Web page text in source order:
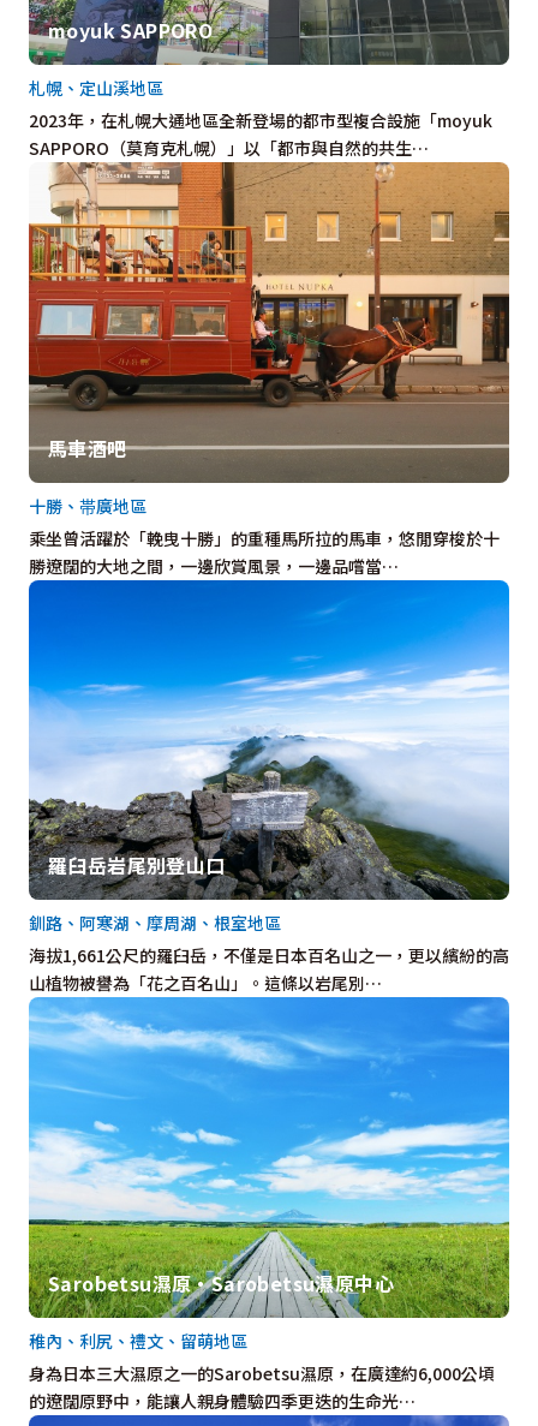
moyuk SAPPORO
2023年，在札幌大通地區全新登場的都市型複合設施「moyuk
SAPPORO（莫育克札幌）」以「都市與自然的共生…
札幌、定山溪地區
馬車酒吧
乘坐曾活躍於「輓曳十勝」的重種馬所拉的馬車，悠閒穿梭於十
勝遼闊的大地之間，一邊欣賞風景，一邊品嚐當…
十勝、帯廣地區
羅臼岳岩尾別登山口
海拔1,661公尺的羅臼岳，不僅是日本百名山之一，更以繽紛的高
山植物被譽為「花之百名山」。這條以岩尾別…
釧路、阿寒湖、摩周湖、根室地區
Sarobetsu濕原・Sarobetsu濕原中心
身為日本三大濕原之一的Sarobetsu濕原，在廣達約6,000公頃
的遼闊原野中，能讓人親身體驗四季更迭的生命光…
稚內、利尻、禮文、留萌地區